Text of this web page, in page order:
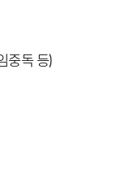
중독 등)